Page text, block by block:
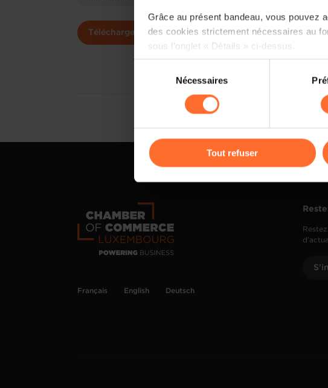
Grâce au présent bandeau, vous pouvez
des cookies strictement nécessaires au
sous l’onglet « Détails » ci-dessus.
Il est précisé que la navigation sur le site
sociaux, sauvegarde des préférences de
cas de refus de tous les cookies ou des
gauche de chaque page.
personnelles
consentement
Nécessaires
Tout refuser
Télécharger
Français English Deutsch